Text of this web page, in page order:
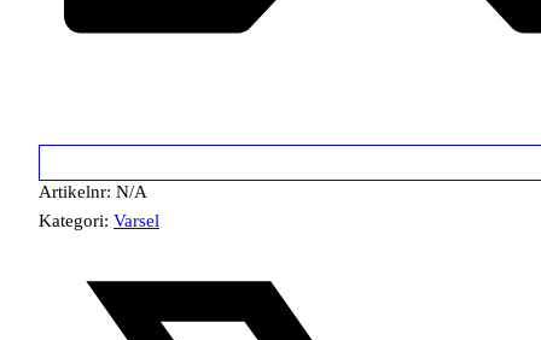
Artikelnr: N/A
Kategori: Varsel